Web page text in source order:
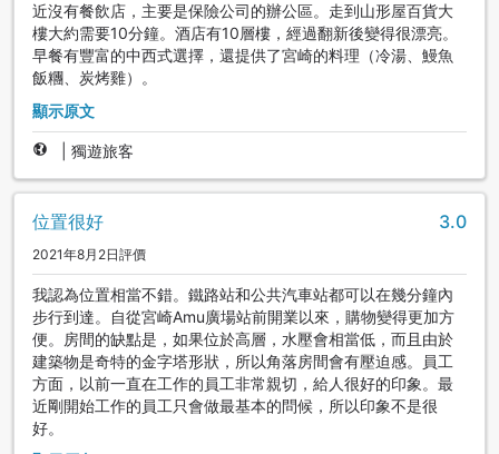
近沒有餐飲店，主要是保險公司的辦公區。走到山形屋百貨大
樓大約需要10分鐘。酒店有10層樓，經過翻新後變得很漂亮。
早餐有豐富的中西式選擇，還提供了宮崎的料理（冷湯、鰻魚
飯糰、炭烤雞）。
顯示原文
獨遊旅客
位置很好 3.0
2021年8月2日評價
我認為位置相當不錯。鐵路站和公共汽車站都可以在幾分鐘內
步行到達。自從宮崎Amu廣場站前開業以來，購物變得更加方
便。房間的缺點是，如果位於高層，水壓會相當低，而且由於
建築物是奇特的金字塔形狀，所以角落房間會有壓迫感。員工
方面，以前一直在工作的員工非常親切，給人很好的印象。最
近剛開始工作的員工只會做最基本的問候，所以印象不是很
好。